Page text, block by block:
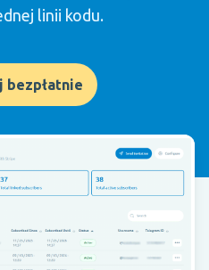
linii kodu.
bezpłatnie